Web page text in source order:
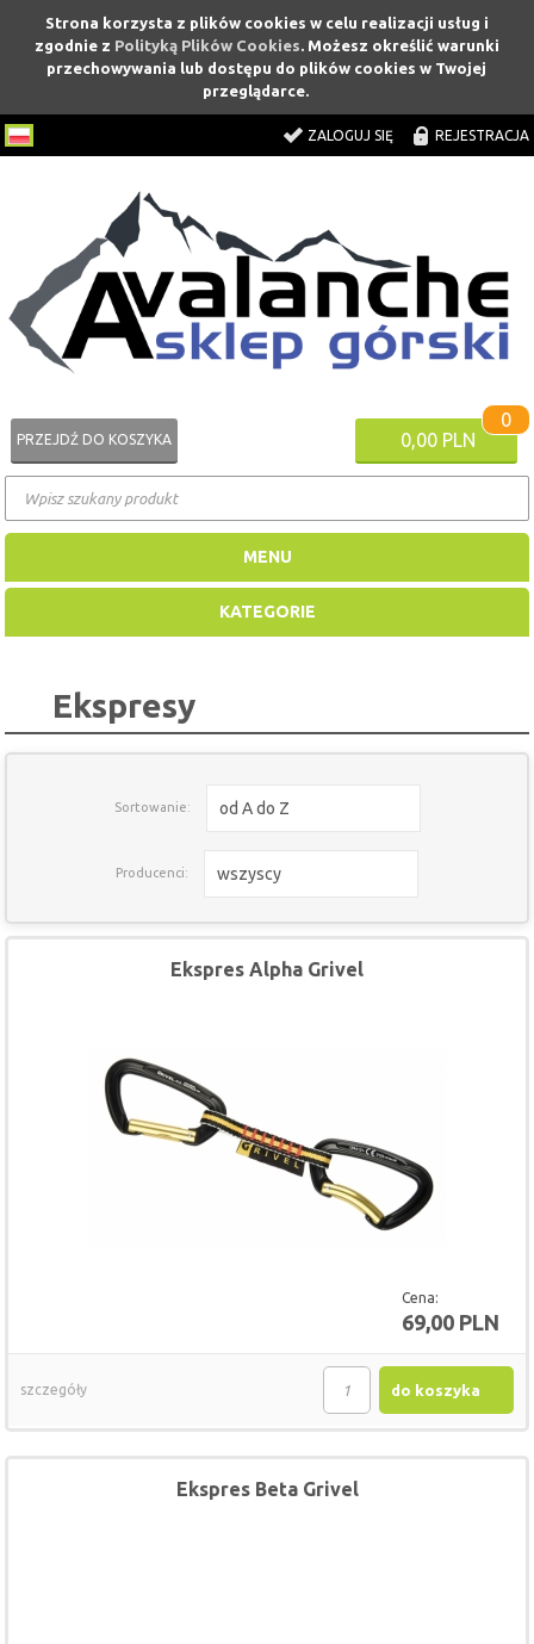
Strona korzysta z plików cookies w celu realizacji usług i
zgodnie z Polityką Plików Cookies. Możesz określić warunki
przechowywania lub dostępu do plików cookies w Twojej
przeglądarce.
ZALOGUJ SIĘ REJESTRACJA
0,00 PLN
0
PRZEJDŹ DO KOSZYKA
MENU
KATEGORIE
Ekspresy
Sortowanie: od A do Z
Producenci: wszyscy
Cena:
69,00 PLN
Ekspres Alpha Grivel
do koszyka
szczegóły
Ekspres Beta Grivel